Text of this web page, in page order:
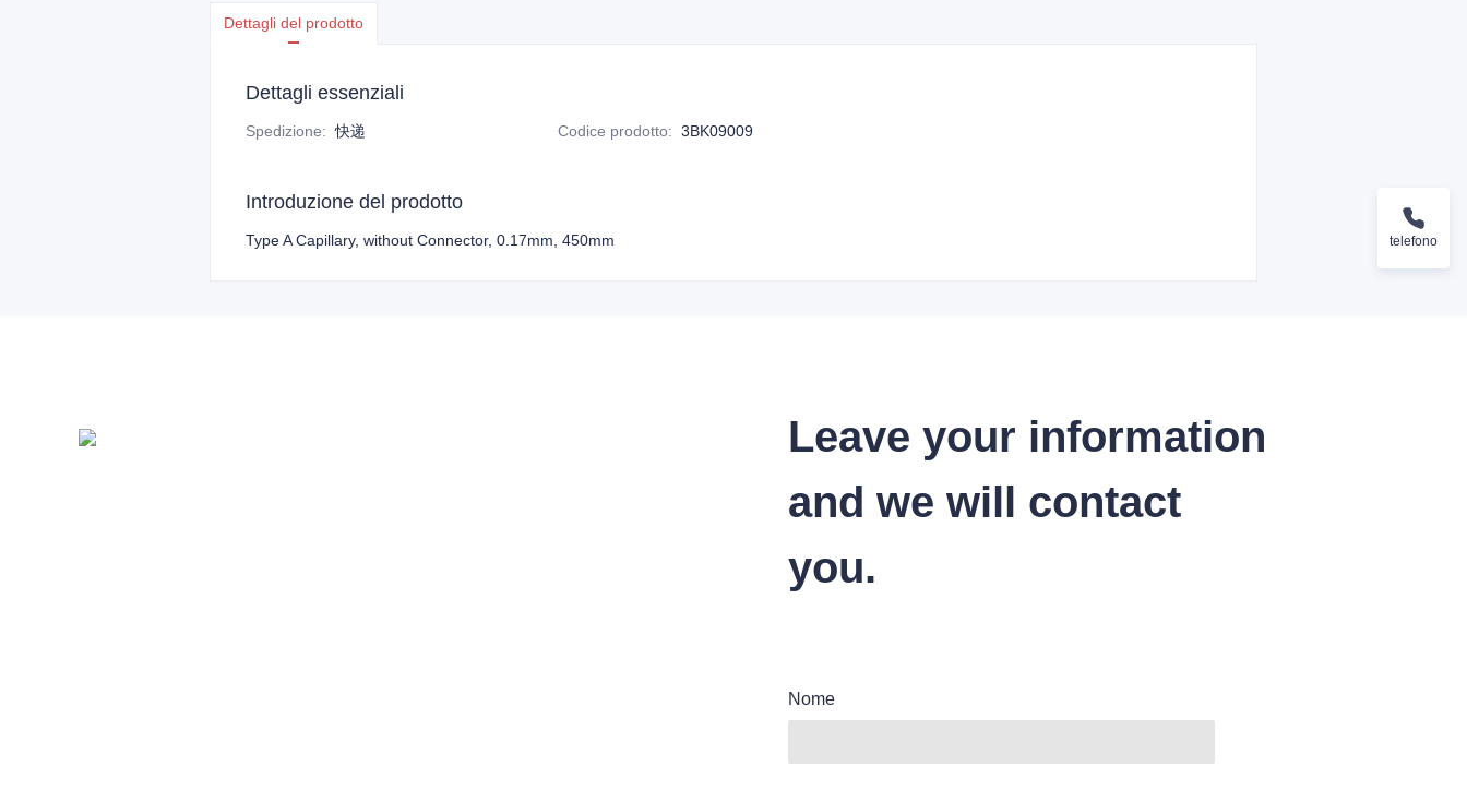
Dettagli del prodotto
Dettagli essenziali
Spedizione: 快递 Codice prodotto: 3BK09009
Introduzione del prodotto
Type A Capillary, without Connector, 0.17mm, 450mm
Leave your information
and we will contact
you.
Nome
telefono